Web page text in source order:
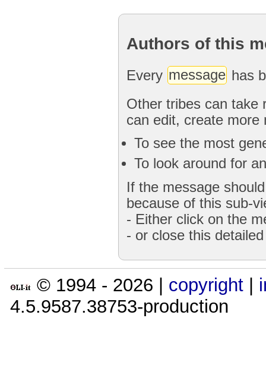
Authors of this
Every message has
Other tribes can take
can edit, create more
To see the most
To look around for
If the message
because of this sub-
- Either click on the
- or close this
© 1994 - 2026 copyright
4.5.9587.38753-production